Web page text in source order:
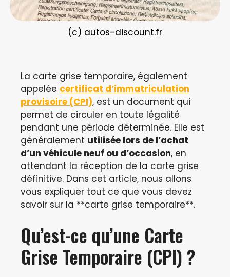
(c) autos-discount.fr
La carte grise temporaire, également
appelée certificat d’immatriculation
provisoire (CPI), est un document qui
permet de circuler en toute légalité
pendant une période déterminée. Elle est
généralement utilisée lors de l’achat
d’un véhicule neuf ou d’occasion, en
attendant la réception de la carte grise
définitive. Dans cet article, nous allons
vous expliquer tout ce que vous devez
savoir sur la **carte grise temporaire**.
Qu’est-ce qu’une Carte
Grise Temporaire (CPI) ?